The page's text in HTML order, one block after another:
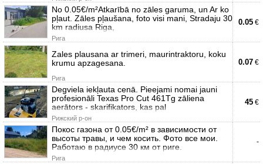
No 0.05€/m²Atkarībā no zāles garuma, un Ar ko
pļaut. Zāles pļaušana, foto visi mani, Stradaju 30
km radiusa Riga,
Рига
0.05 €
Zales plausana ar trimeri, maurintraktoru, koku
krumu apzagesana.
Рига
0.07 €
Degviela iekļauta cenā. Pieejami nomai jauni
profesionāli Texas Pro Cut 461Tg zāliena
aerātors - skarifikators, kas pal
Рижский р-он
45 €
Покос газона от 0.05€/m² в зависимости от
высоты травы, и чем косить. Фото все мои.
Работаю в радиусе 30 км от риге.
Рига
-